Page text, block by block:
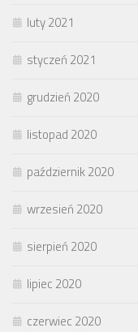
luty 2021
styczeń 2021
grudzień 2020
listopad 2020
październik 2020
wrzesień 2020
sierpień 2020
lipiec 2020
czerwiec 2020